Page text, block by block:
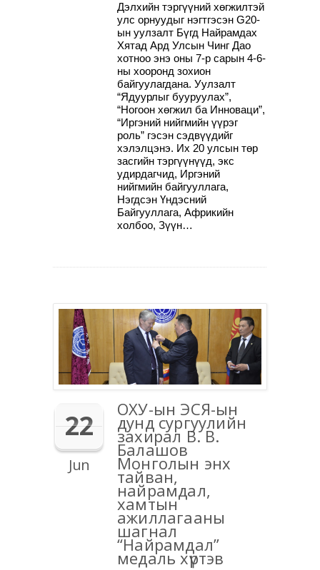
Дэлхийн тэргүүний хөгжилтэй
улс орнуудыг нэгтгэсэн G20-
ын уулзалт Бүгд Найрамдах
Хятад Ард Улсын Чинг Дао
хотноо энэ оны 7-р сарын 4-6-
ны хооронд зохион
байгуулагдана. Уулзалт
“Ядуурлыг бууруулах”,
“Ногоон хөгжил ба Инноваци”,
“Иргэний нийгмийн үүрэг
роль” гэсэн сэдвүүдийг
хэлэлцэнэ. Их 20 улсын төр
засгийн тэргүүнүүд, экс
удирдагчид, Иргэний
нийгмийн байгууллага,
Нэгдсэн Үндэсний
Байгууллага, Африкийн
холбоо, Зүүн…
22
Jun
ОХУ-ын ЭСЯ-ын
дунд сургуулийн
захирал В. В.
Балашов
Монголын энх
тайван,
найрамдал,
хамтын
ажиллагааны
шагнал
“Найрамдал”
медаль хүртэв